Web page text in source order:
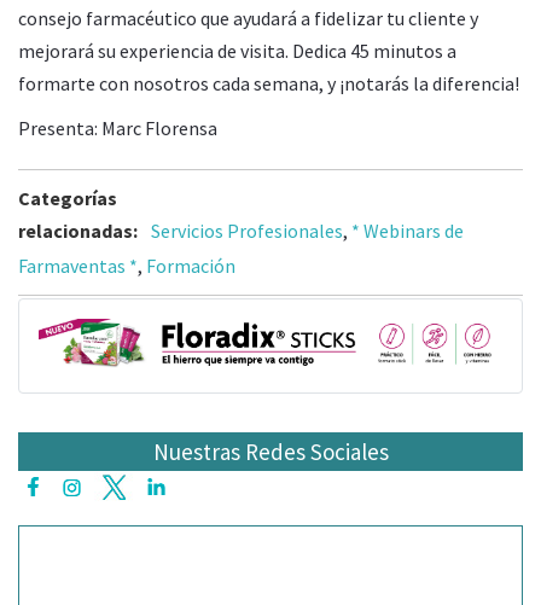
consejo farmacéutico que ayudará a fidelizar tu cliente y
mejorará su experiencia de visita. Dedica 45 minutos a
formarte con nosotros cada semana, y ¡notarás la diferencia!
Presenta: Marc Florensa
Categorías
relacionadas: Servicios Profesionales, * Webinars de
Farmaventas *, Formación
Nuestras Redes Sociales